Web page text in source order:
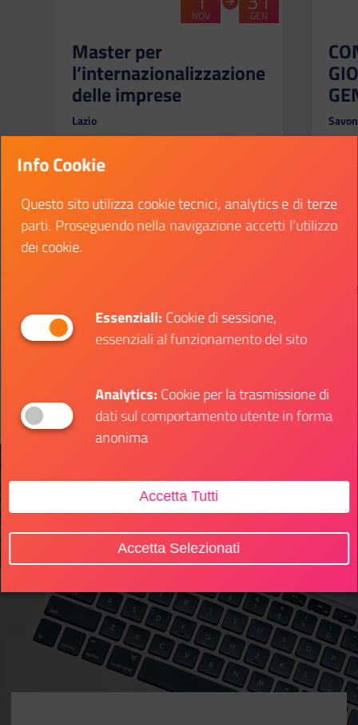
NOV GEN
Master per
l’internazionalizzazione
delle imprese
Lazio
delle imprese 55° CORCE Fausto
manager ed esperti in
internazionalizzazione delle
imprese.
Il link ti porterà ad avere maggiori dettagli Il
Info Cookie
Questo sito utilizza cookie tecnici, analytics e di terze
parti. Proseguendo nella navigazione accetti l’utilizzo
dei cookie.
Essenziali:Cookie di sessione,
essenziali al funzionamento del sito
Analytics:Cookie per la trasmissione di
dati sul comportamento utente in forma
anonima
Accetta Tutti
Accetta Selezionati